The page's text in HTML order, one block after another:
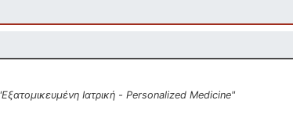
Ιατρική - Personalized Medicine"